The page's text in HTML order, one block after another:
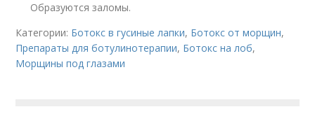
Образуются заломы.
Категории: Ботокс в гусиные лапки, Ботокс от морщин,
Препараты для ботулинотерапии, Ботокс на лоб,
Морщины под глазами